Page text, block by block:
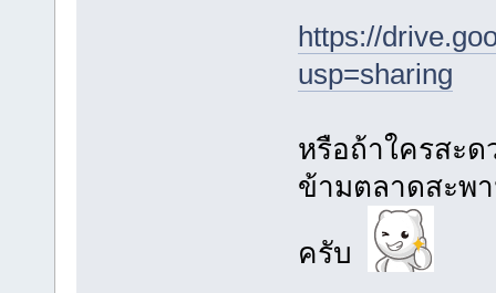
https://
usp=sharing
หรือถ้าใครสะ
ข้ามตลาดสะพ
ครับ